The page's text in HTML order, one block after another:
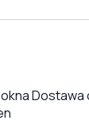
Dostawa